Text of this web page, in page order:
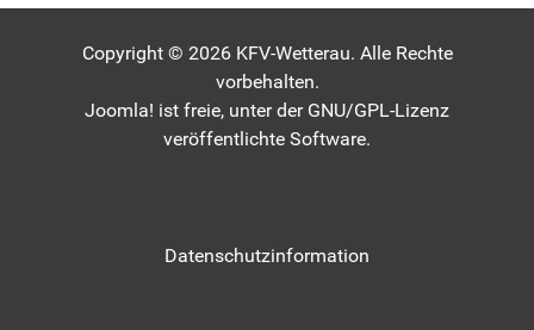
Copyright © 2026 KFV-Wetterau. Alle Rechte
vorbehalten.
Joomla! ist freie, unter der GNU/GPL-Lizenz
veröffentlichte Software.
Datenschutzinformation